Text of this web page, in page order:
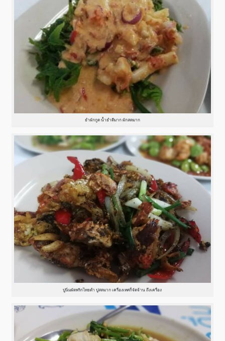
ยำผักกูด น้ำยำดีมาก ผักสดมาก
ปูนิ่มผัดพริกไทยดำ ปูสดมาก เครื่องเทศก็จัดจ้าน ถึงเครื่อง